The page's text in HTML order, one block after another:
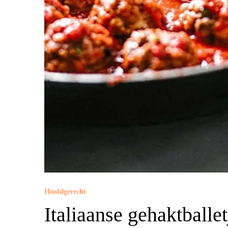
Hoofdgerecht
Italiaanse